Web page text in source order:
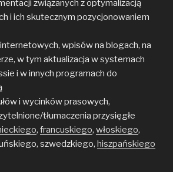
związanych z optymalizacją
i ich skutecznym pozycjonowaniem
wpisów na blogach, na
w tym aktualizacja w systemach
i w innych programach do
i wycinków prasowych,
tłumaczenia przysięgłe
, francuskiego, włoskiego,
szwedzkiego, hiszpańskiego